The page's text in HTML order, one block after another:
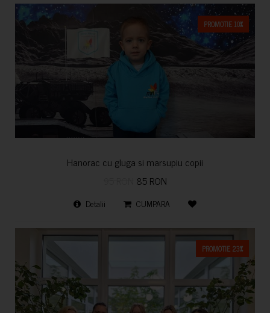
PROMOTIE 10%
Hanorac cu gluga si marsupiu copii
85 RON
Detalii CUMPARA
PROMOTIE 23%